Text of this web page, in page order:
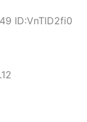
ID:VnTlD2fi0